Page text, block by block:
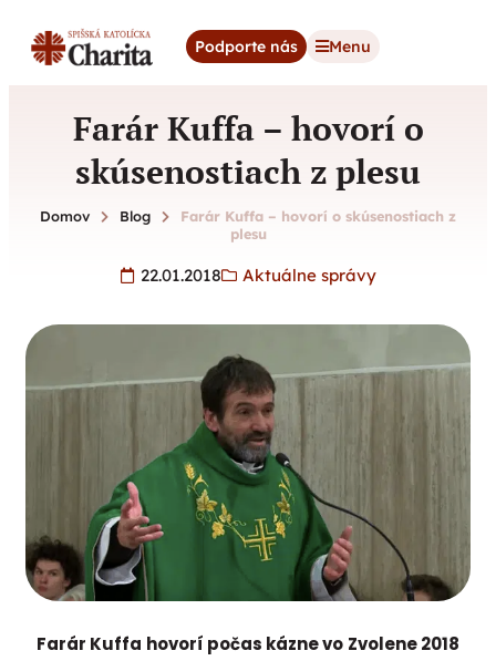
Podporte nás Menu
Farár Kuffa – hovorí o
skúsenostiach z plesu
Domov Blog
Farár Kuffa – hovorí o skúsenostiach z
plesu
22.01.2018 Aktuálne správy
Farár Kuffa hovorí počas kázne vo Zvolene 2018